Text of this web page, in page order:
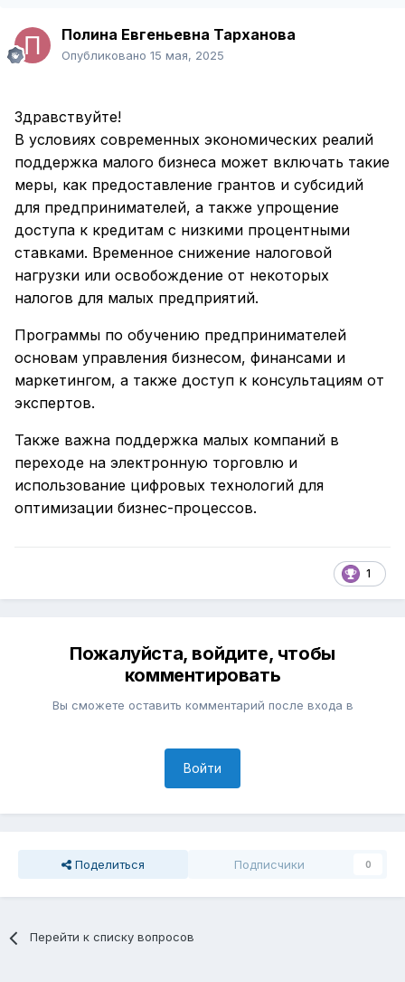
Полина Евгеньевна Тарханова
Опубликовано 15 мая, 2025
Здравствуйте!
В условиях современных экономических реалий
поддержка малого бизнеса может включать такие
меры, как предоставление грантов и субсидий
для предпринимателей, а также упрощение
доступа к кредитам с низкими процентными
ставками. Временное снижение налоговой
нагрузки или освобождение от некоторых
налогов для малых предприятий.
Программы по обучению предпринимателей
основам управления бизнесом, финансами и
маркетингом, а также доступ к консультациям от
экспертов.
Также важна поддержка малых компаний в
переходе на электронную торговлю и
использование цифровых технологий для
оптимизации бизнес-процессов.
1
Пожалуйста, войдите, чтобы
комментировать
Вы сможете оставить комментарий после входа в
Войти
Поделиться Подписчики 0
Перейти к списку вопросов